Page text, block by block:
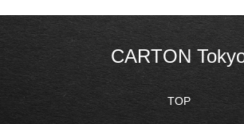
CARTON
TOP